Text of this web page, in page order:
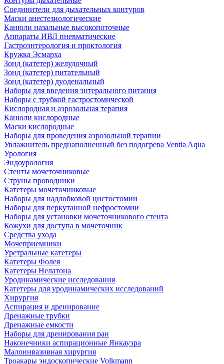
Соединители для дыхательных контуров
Маски анестезиологические
Канюли назальные высокопоточные
Аппараты ИВЛ пневматические
Гастроэнтерология и проктология
Кружка Эсмарха
Зонд (катетер) желудочный
Зонд (катетер) питательный
Зонд (катетер) дуоденальный
Наборы для введения энтерального питания
Наборы с трубкой гастростомической
Кислородная и аэрозольная терапия
Канюли кислородные
Маски кислородные
Наборы для проведения аэрозольной терапии
Увлажнитель преднаполненный без подогрева Ventia Aqua
Урология
Эндоурология
Стенты мочеточниковые
Струны проводники
Катетеры мочеточниковые
Наборы для надлобковой цистостомии
Наборы для перкутанной нефростомии
Наборы для установки мочеточникового стента
Кожухи для доступа в мочеточник
Средства ухода
Мочеприемники
Уретральные катетеры
Катетеры Фолея
Катетеры Нелатона
Уродинамические исследования
Катетеры для уродинамических исследований
Хирургия
Аспирация и дренирование
Дренажные трубки
Дренажные емкости
Наборы для дренирования ран
Наконечники аспирационные Янкауэра
Малоинвазивная хирургия
Троакары эндоскопические Volkmann